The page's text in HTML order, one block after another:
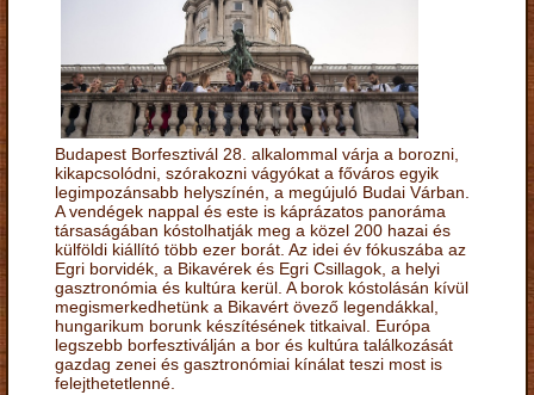
Budapest Borfesztivál 28. alkalommal várja a borozni,
kikapcsolódni, szórakozni vágyókat a főváros egyik
legimpozánsabb helyszínén, a megújuló Budai Várban.
A vendégek nappal és este is káprázatos panoráma
társaságában kóstolhatják meg a közel 200 hazai és
külföldi kiállító több ezer borát. Az idei év fókuszába az
Egri borvidék, a Bikavérek és Egri Csillagok, a helyi
gasztronómia és kultúra kerül. A borok kóstolásán kívül
megismerkedhetünk a Bikavért övező legendákkal,
hungarikum borunk készítésének titkaival. Európa
legszebb borfesztiválján a bor és kultúra találkozását
gazdag zenei és gasztronómiai kínálat teszi most is
felejthetetlenné.